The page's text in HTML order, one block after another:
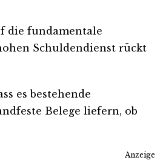
die fundamentale
Schuldendienst rückt
es bestehende
Belege liefern, ob
Anzeige